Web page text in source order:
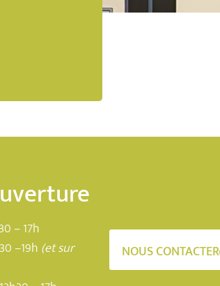
– 17h
–19h(et sur
NOUS CONTACTER